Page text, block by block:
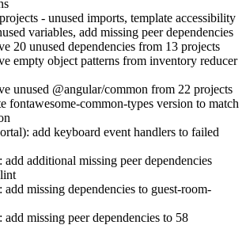
- unused imports, template accessibility
variables, add missing peer dependencies
20 unused dependencies from 13 projects
empty object patterns from inventory reducer
unused @angular/common from 22 projects
fontawesome-common-types version to match
add keyboard event handlers to failed
add additional missing peer dependencies
add missing dependencies to guest-room-
add missing peer dependencies to 58